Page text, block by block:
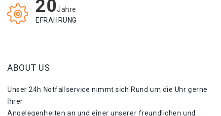
20Jahre
EFRAHRUNG
ABOUT US
Unser 24h Notfallservice nimmt sich Rund um die Uhr gerne
Ihrer
Angelegenheiten an und einer unserer freundlichen und